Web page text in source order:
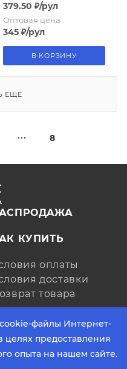
379.50 ₽/рул
Оптовая цена
345₽/рул
В КОРЗИНУ
ЕЩЕ
8
КУПИТЬ
оплаты
доставки
товара
(по МСК)
файлы Интернет-
целях предоставления
опыта на нашем сайте.